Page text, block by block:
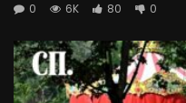
0
6K 80 0